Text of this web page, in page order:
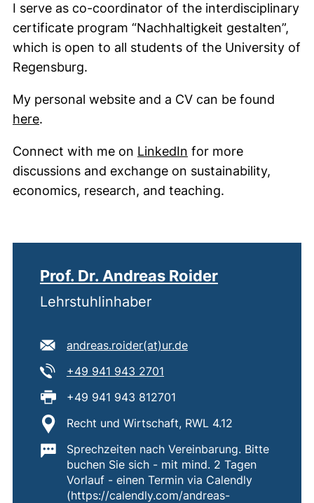
I serve as co-coordinator of the interdisciplinary
certificate program “Nachhaltigkeit gestalten”,
which is open to all students of the University of
Regensburg.
My personal website and a CV can be found
here(externer Link, öffnet neues Fenster)
.
Connect with me on LinkedIn (externer Link,
for more
discussions and exchange on sustainability,
economics, research, and teaching.
Prof. Dr. Andreas Roider
Lehrstuhlinhaber
E-Mail Adresse:
andreas.roider​(at)​ur.de(öffnet Ihr E-Mail-
Tel:
+49 941 943 2701
Fax:
+49 941 943 812701
Standort:
Recht und Wirtschaft, RWL 4.12
Wichtige Informationen:
Sprechzeiten nach Vereinbarung. Bitte
buchen Sie sich - mit mind. 2 Tagen
Vorlauf - einen Termin via Calendly
(https://calendly.com/andreas-